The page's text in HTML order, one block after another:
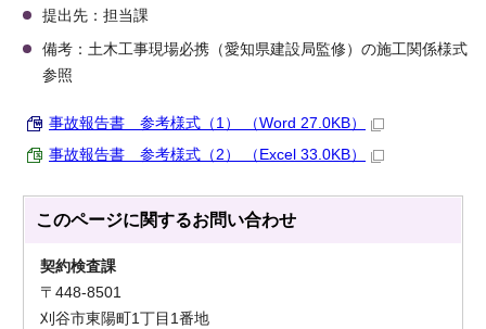
提出先：担当課
備考：土木工事現場必携（愛知県建設局監修）の施工関係様式
参照
事故報告書 参考様式（1） （Word 27.0KB）
事故報告書 参考様式（2） （Excel 33.0KB）
このページに関するお問い合わせ
契約検査課
〒448-8501
刈谷市東陽町1丁目1番地